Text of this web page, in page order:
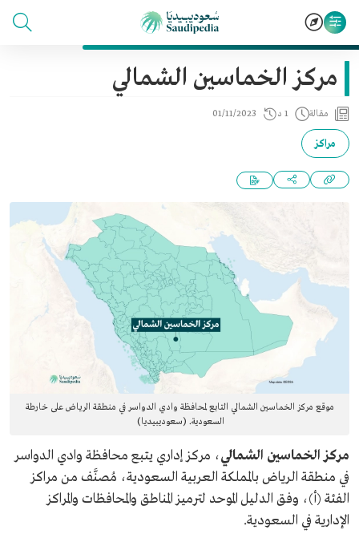
مركز الخماسين الشمالي
مقالة 1 د 01/11/2023
مراكز
موقع مركز الخماسين الشمالي التابع لمحافظة وادي الدواسر في منطقة الرياض على خارطة
السعودية. (سعوديبيديا)
مركز الخماسين الشمالي، مركز إداري يتبع محافظة وادي الدواسر
في منطقة الرياض بالمملكة العربية السعودية، مُصنَّف من مراكز
الفئة (أ)، وفق الدليل الموحد لترميز المناطق والمحافظات والمراكز
الإدارية في السعودية.